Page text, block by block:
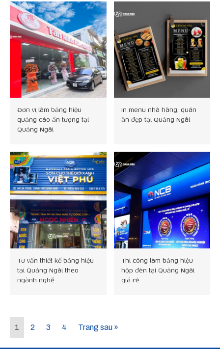
Đơn vị làm bảng hiệu
quảng cáo ấn tượng tại
Quảng Ngãi
In menu nhà hàng, quán
ăn đẹp tại Quảng Ngãi
Tư vấn thiết kế bảng hiệu
tại Quảng Ngãi theo
ngành nghề
Thi công làm bảng hiệu
hộp đèn tại Quảng Ngãi
giá rẻ
1 2 3 4 Trang sau »